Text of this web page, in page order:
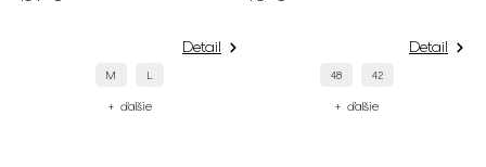
Detail
M L
+ ďalšie
Detail
48 42
+ ďalšie